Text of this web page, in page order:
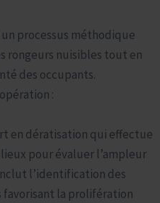
processus méthodique
rongeurs nuisibles tout en
des occupants.
:
en dératisation qui effectue
pour évaluer l’ampleur
l’identification des
favorisant la prolifération